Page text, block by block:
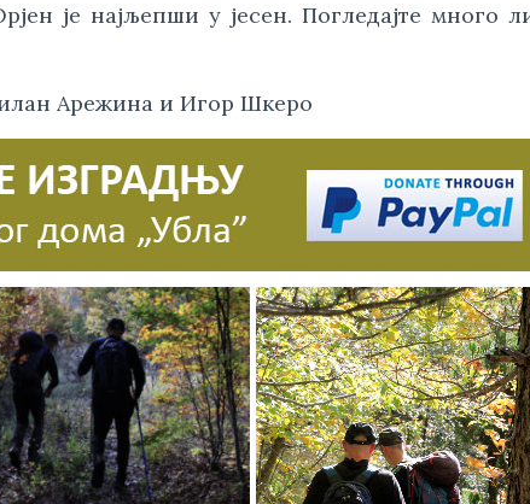
је најљепши у јесен. Погледајте много
Арежина и Игор Шкеро